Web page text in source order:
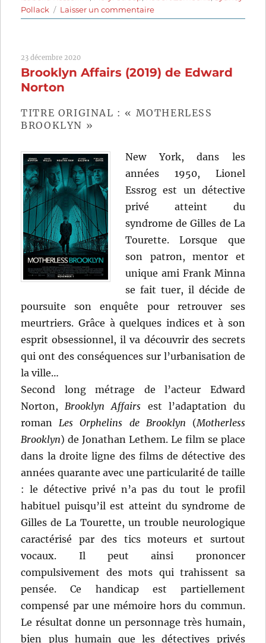
Pollack
Laisser un commentairesur
La
si
de
23 décembre 2020
Brooklyn Affairs (2019) de Edward
Norton
TITRE ORIGINAL : « MOTHERLESS
BROOKLYN »
New York, dans les
années 1950, Lionel
Essrog est un détective
privé atteint du
syndrome de Gilles de La
Tourette. Lorsque que
son patron, mentor et
unique ami Frank Minna
se fait tuer, il décide de
poursuite son enquête pour retrouver ses
meurtriers. Grâce à quelques indices et à son
esprit obsessionnel, il va découvrir des secrets
qui ont des conséquences sur l’urbanisation de
la ville…
Second long métrage de l’acteur Edward
Norton, Brooklyn Affairs est l’adaptation du
roman Les Orphelins de Brooklyn (Motherless
Brooklyn) de Jonathan Lethem. Le film se place
dans la droite ligne des films de détective des
années quarante avec une particularité de taille
: le détective privé n’a pas du tout le profil
habituel puisqu’il est atteint du syndrome de
Gilles de La Tourette, un trouble neurologique
caractérisé par des tics moteurs et surtout
vocaux. Il peut ainsi prononcer
compulsivement des mots qui trahissent sa
pensée. Ce handicap est partiellement
compensé par une mémoire hors du commun.
Le résultat donne un personnage très humain,
bien plus humain que les détectives privés